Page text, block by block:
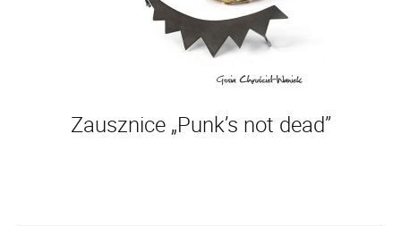
Zausznice „Punk’s not dead”